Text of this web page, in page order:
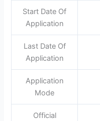
Start Date Of
Application
Last Date Of
Application
Application
Mode
Official